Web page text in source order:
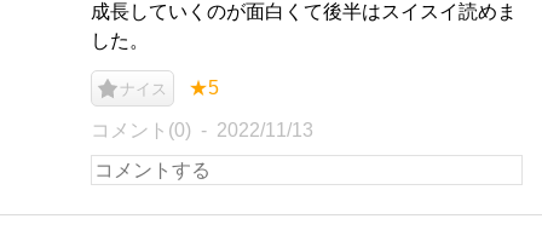
成長していくのが面白くて後半はスイスイ読めま
した。
ナイス ★5
コメント(0) 2022/11/13